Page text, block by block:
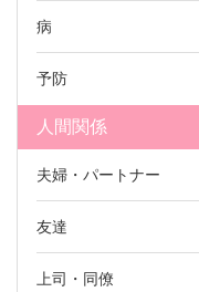
病
予防
人間関係
夫婦・パートナー
友達
上司・同僚